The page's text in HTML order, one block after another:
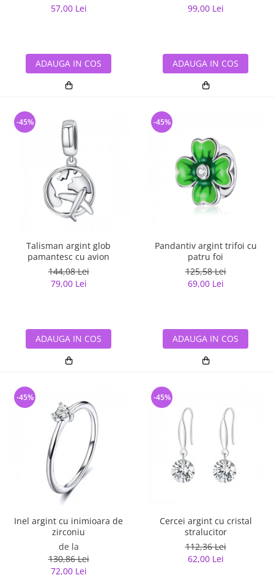
57,00 Lei
ADAUGA IN COS
99,00 Lei
ADAUGA IN COS
Talisman argint glob
pamantesc cu avion
144,08 Lei
79,00 Lei
-45%
ADAUGA IN COS
Pandantiv argint trifoi cu
patru foi
125,58 Lei
69,00 Lei
-45%
ADAUGA IN COS
Inel argint cu inimioara de
zirconiu
de la
130,86 Lei
72,00 Lei
-45%
Cercei argint cu cristal
stralucitor
112,36 Lei
62,00 Lei
-45%